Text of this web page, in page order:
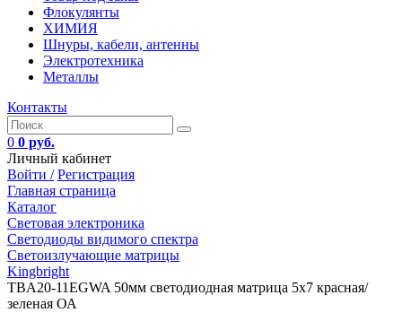
Флокулянты
ХИМИЯ
Шнуры, кабели, антенны
Электротехника
Металлы
Контакты
0 0 руб.
Личный кабинет
Войти / Регистрация
Главная страница
Каталог
Световая электроника
Светодиоды видимого спектра
Светоизлучающие матрицы
Kingbright
TBA20-11EGWA 50мм светодиодная матрица 5х7 красная/
зеленая ОА